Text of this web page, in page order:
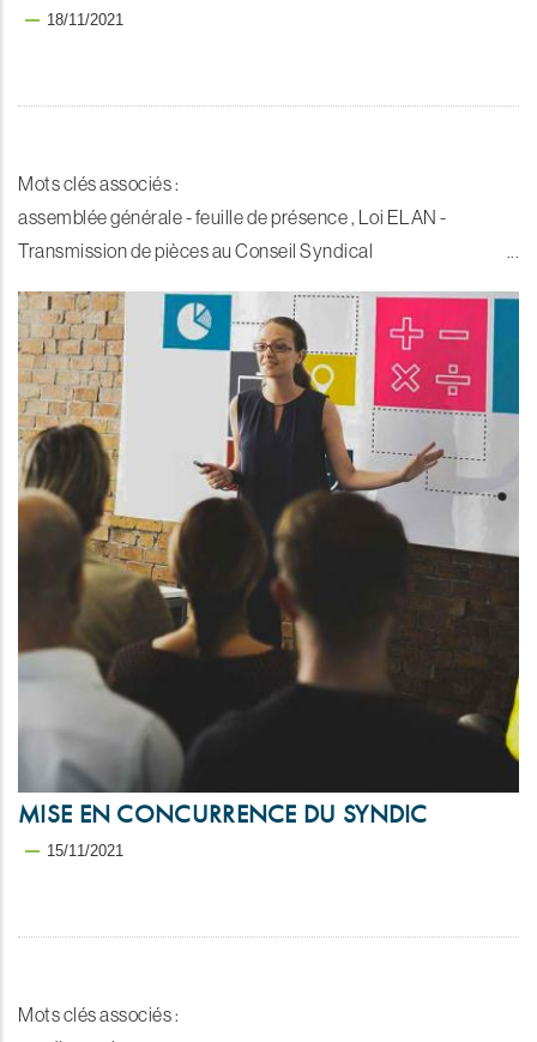
18/11/2021
Mots clés associés :
assemblée générale - feuille de présence , Loi ELAN -
Transmission de pièces au Conseil Syndical
MISE EN CONCURRENCE DU SYNDIC
15/11/2021
Mots clés associés :